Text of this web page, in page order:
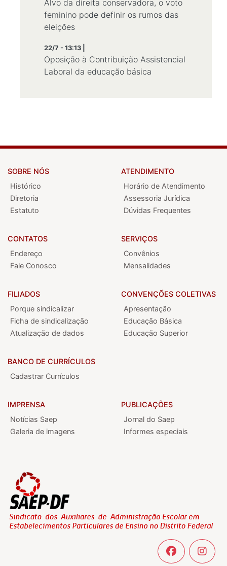
Alvo da direita conservadora, o voto
feminino pode definir os rumos das
eleições
22/7 - 13:13 |
Oposição à Contribuição Assistencial
Laboral da educação básica
SOBRE NÓS
Histórico
Diretoria
Estatuto
CONTATOS
Endereço
Fale Conosco
ATENDIMENTO
Horário de Atendimento
Assessoria Jurídica
Dúvidas Frequentes
SERVIÇOS
Convênios
Mensalidades
FILIADOS
Porque sindicalizar
Ficha de sindicalização
Atualização de dados
BANCO DE CURRÍCULOS
Cadastrar Currículos
CONVENÇÕES COLETIVAS
Apresentação
Educação Básica
Educação Superior
IMPRENSA
Notícias Saep
Galeria de imagens
PUBLICAÇÕES
Jornal do Saep
Informes especiais